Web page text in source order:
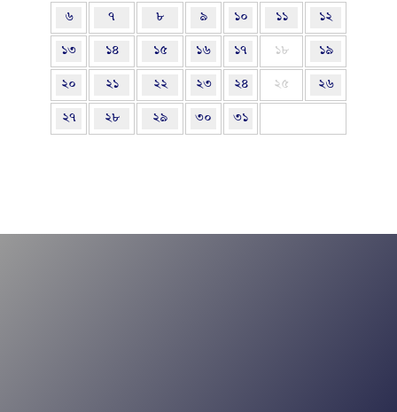
৬ ৭ ৮ ৯ ১০ ১১ ১২
১৩ ১৪ ১৫ ১৬ ১৭ ১৮ ১৯
২০ ২১ ২২ ২৩ ২৪ ২৫ ২৬
২৭ ২৮ ২৯ ৩০ ৩১